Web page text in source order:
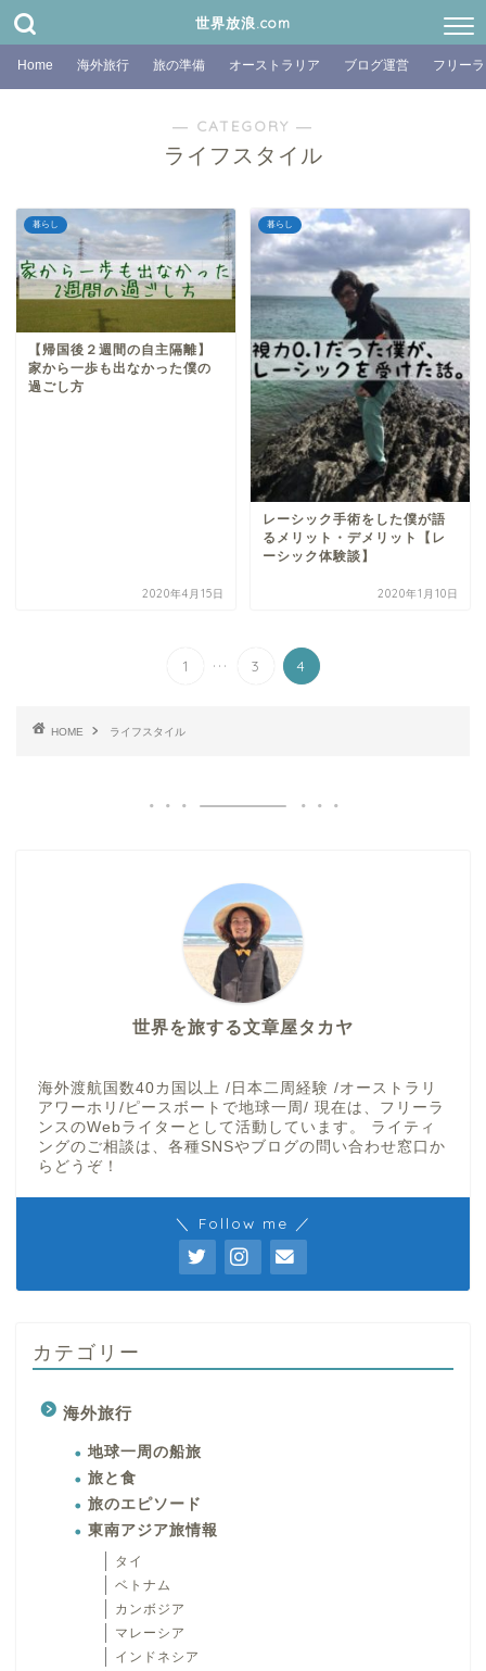
世界放浪.com
Home 海外旅行 旅の準備 オーストラリア ブログ運営 フリー
― CATEGORY ―
ライフスタイル
暮らし
【帰国後２週間の自主隔離】
家から一歩も出なかった僕の
過ごし方
2020年4月15日
暮らし
レーシック手術をした僕が語
るメリット・デメリット【レ
ーシック体験談】
2020年1月10日
1 ... 3 4
HOME ライフスタイル
世界を旅する文章屋タカヤ
海外渡航国数40カ国以上 /日本二周経験 /オーストラリ
アワーホリ/ピースボートで地球一周/ 現在は、フリーラ
ンスのWebライターとして活動しています。 ライティ
ングのご相談は、各種SNSやブログの問い合わせ窓口か
らどうぞ！
＼ Follow me ／
カテゴリー
海外旅行
地球一周の船旅
旅と食
旅のエピソード
東南アジア旅情報
タイ
ベトナム
カンボジア
マレーシア
インドネシア